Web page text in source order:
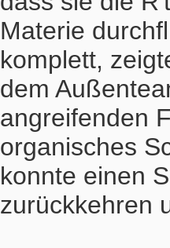
Materie
komplett,
dem
angreifenden
organisches
konnte einen
zurückkehren